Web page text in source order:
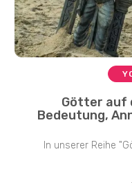
Götter auf
Bedeutung,
In unserer Reihe